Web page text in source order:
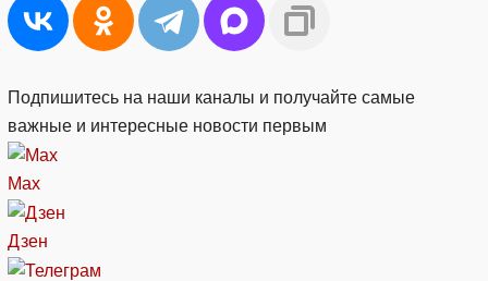
Подпишитесь на наши каналы и получайте самые
важные и интересные новости первым
Max
Дзен